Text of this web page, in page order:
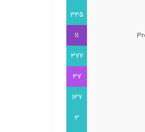
335
11
377
37
137
3